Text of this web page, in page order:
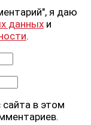
я даю
данных и
.
в этом